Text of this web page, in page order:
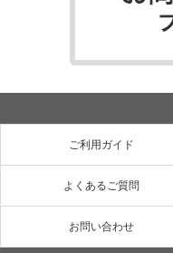
ご利用ガイド
よくあるご質問
お問い合わせ